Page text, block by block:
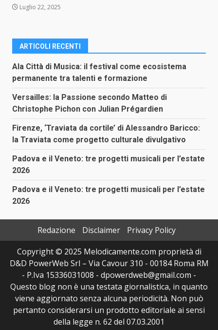
Luglio 22, 2025
ARTICOLI RECENTI
Ala Città di Musica: il festival come ecosistema
permanente tra talenti e formazione
Versailles: la Passione secondo Matteo di
Christophe Pichon con Julian Prégardien
Firenze, ‘Traviata da cortile’ di Alessandro Baricco:
la Traviata come progetto culturale divulgativo
Padova e il Veneto: tre progetti musicali per l’estate
2026
Padova e il Veneto: tre progetti musicali per l’estate
2026
Redazione Disclaimer
Privacy Policy
Copyright © 2025 Melodicamente.com proprietà di
D&D PowerWeb Srl – Via Cavour 310 - 00184 Roma RM
- P.Iva 15336031008 - dpowerdweb@gmail.com -
Questo blog non è una testata giornalistica, in quanto
viene aggiornato senza alcuna periodicità. Non può
pertanto considerarsi un prodotto editoriale ai sensi
della legge n. 62 del 07.03.2001